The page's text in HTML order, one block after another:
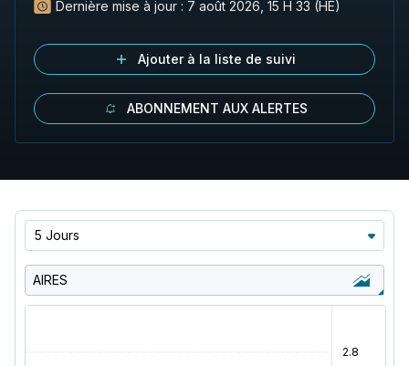
Dernière mise à jour : 7 août 2026, 15 H 33 (HE)
Ajouter à la liste de suivi
ABONNEMENT AUX ALERTES
5 Jours
AIRES